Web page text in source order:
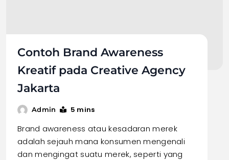
Contoh Brand Awareness
Kreatif pada Creative Agency
Jakarta
Admin 5 mins
Brand awareness atau kesadaran merek
adalah sejauh mana konsumen mengenali
dan mengingat suatu merek, seperti yang